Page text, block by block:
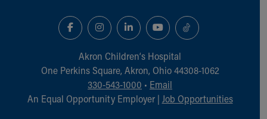
Akron Children‘s Hospital
One Perkins Square, Akron, Ohio 44308-1062
330-543-1000 • Email
An Equal Opportunity Employer | Job Opportunities